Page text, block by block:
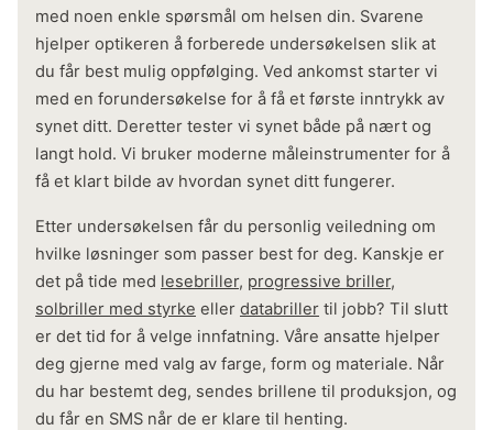
med noen enkle spørsmål om helsen din. Svarene
hjelper optikeren å forberede undersøkelsen slik at
du får best mulig oppfølging. Ved ankomst starter vi
med en forundersøkelse for å få et første inntrykk av
synet ditt. Deretter tester vi synet både på nært og
langt hold. Vi bruker moderne måleinstrumenter for å
få et klart bilde av hvordan synet ditt fungerer.
Etter undersøkelsen får du personlig veiledning om
hvilke løsninger som passer best for deg. Kanskje er
det på tide med lesebriller, progressive briller,
solbriller med styrke eller databriller til jobb? Til slutt
er det tid for å velge innfatning. Våre ansatte hjelper
deg gjerne med valg av farge, form og materiale. Når
du har bestemt deg, sendes brillene til produksjon, og
du får en SMS når de er klare til henting.